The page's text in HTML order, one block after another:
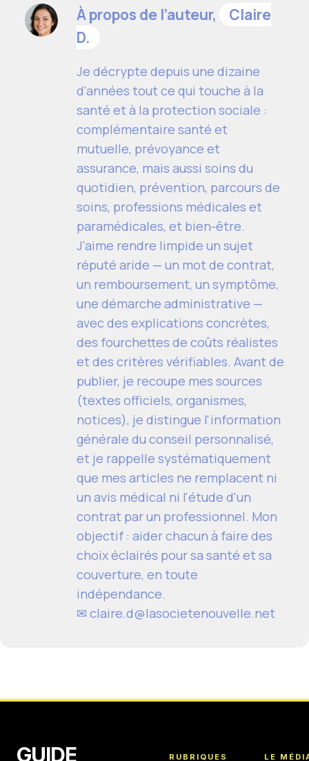
À propos de l’auteur,
Claire
D.
Je décrypte depuis une dizaine
d'années tout ce qui touche à la
santé et à la protection sociale :
complémentaire santé et
mutuelle, prévoyance et
assurance, mais aussi soins du
quotidien, prévention, parcours de
soins, professions médicales et
paramédicales, et bien-être.
J'aime rendre limpide un sujet
réputé aride — un mot de contrat,
un remboursement, un symptôme,
une démarche administrative —
avec des explications concrètes,
des fourchettes de coûts réalistes
et des critères vérifiables. Avant de
publier, je recoupe mes sources
(textes officiels, organismes,
notices), je distingue l'information
générale du conseil personnalisé,
et je rappelle systématiquement
que mes articles ne remplacent ni
un avis médical ni l'étude d'un
contrat par un professionnel. Mon
objectif : aider chacun à faire des
choix éclairés pour sa santé et sa
couverture, en toute
indépendance.
✉ claire.d@lasocietenouvelle.net
GUIDE RUBRIQUES LE